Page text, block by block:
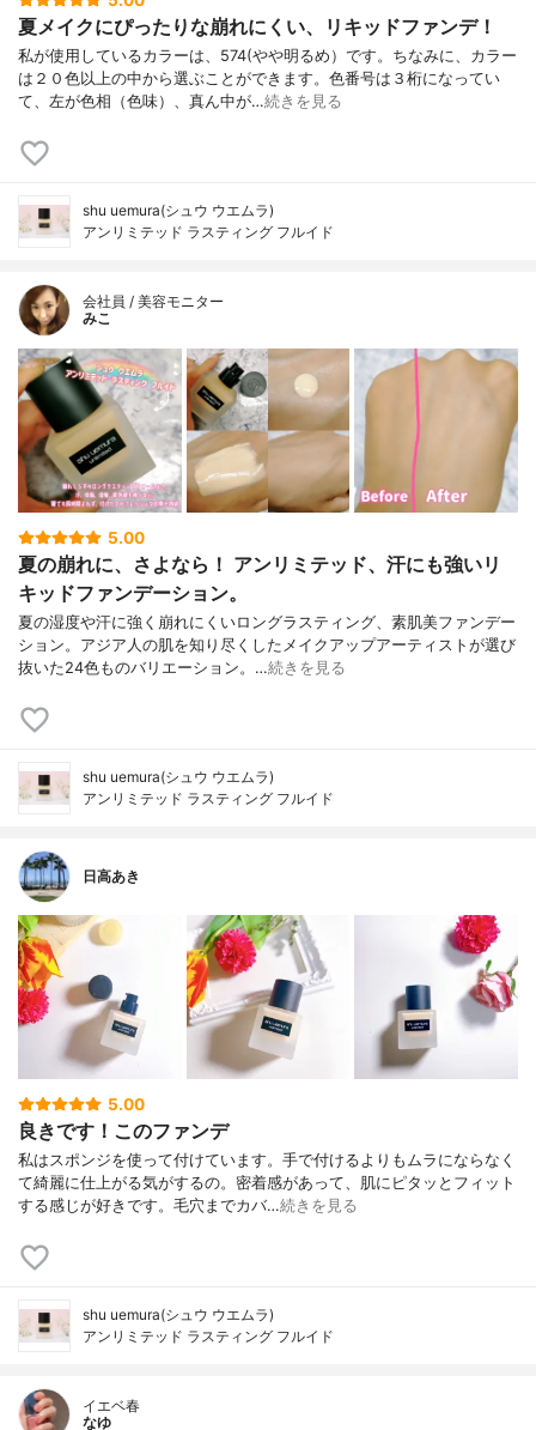
夏メイクにぴったりな崩れにくい、リキッドファンデ！
私が使用しているカラーは、574(やや明るめ）です。ちなみに、カラー
は２０色以上の中から選ぶことができます。色番号は３桁になってい
て、左が色相（色味）、真ん中が…続きを見る
shu uemura(シュウ ウエムラ)
アンリミテッド ラスティング フルイド
会社員 / 美容モニター
みこ
5.00
夏の崩れに、さよなら！ アンリミテッド、汗にも強いリ
キッドファンデーション。
夏の湿度や汗に強く崩れにくいロングラスティング、素肌美ファンデー
ション。アジア人の肌を知り尽くしたメイクアップアーティストが選び
抜いた24色ものバリエーション。…続きを見る
shu uemura(シュウ ウエムラ)
アンリミテッド ラスティング フルイド
日高あき
5.00
良きです！このファンデ
私はスポンジを使って付けています。手で付けるよりもムラにならなく
て綺麗に仕上がる気がするの。密着感があって、肌にピタッとフィット
する感じが好きです。毛穴までカバ…続きを見る
shu uemura(シュウ ウエムラ)
アンリミテッド ラスティング フルイド
イエベ春
なゆ